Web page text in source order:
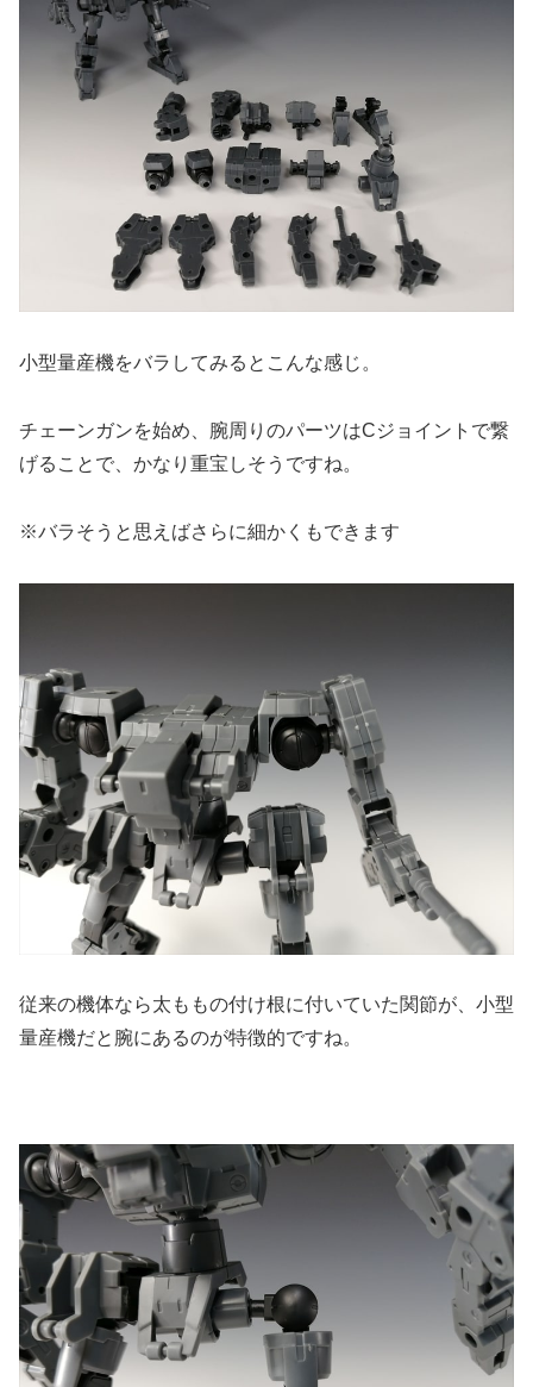
小型量産機をバラしてみるとこんな感じ。
チェーンガンを始め、腕周りのパーツはCジョイントで繋
げることで、かなり重宝しそうですね。
※バラそうと思えばさらに細かくもできます
従来の機体なら太ももの付け根に付いていた関節が、小型
量産機だと腕にあるのが特徴的ですね。